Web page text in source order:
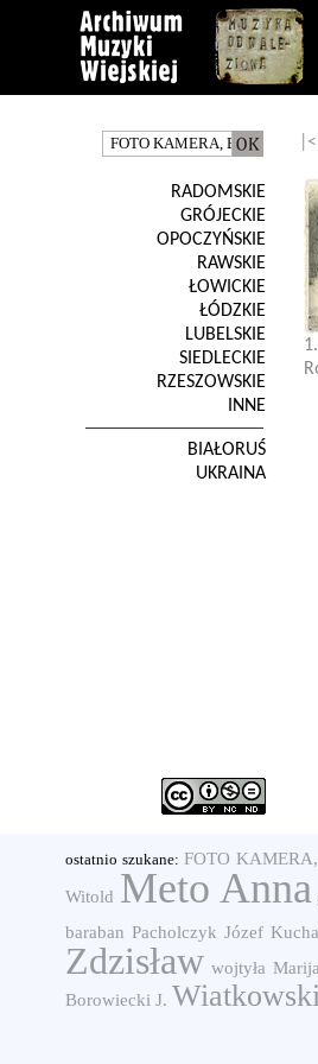
RADOMSKIE
GRÓJECKIE
OPOCZYŃSKIE
RAWSKIE
ŁOWICKIE
ŁÓDZKIE
LUBELSKIE
SIEDLECKIE
RZESZOWSKIE
INNE
BIAŁORUŚ
UKRAINA
ostatnio szukane: FOTO
Witold Meto Anna
baraban Pacholczyk Józef
Zdzisław wojtyła Marija
Borowiecki J.